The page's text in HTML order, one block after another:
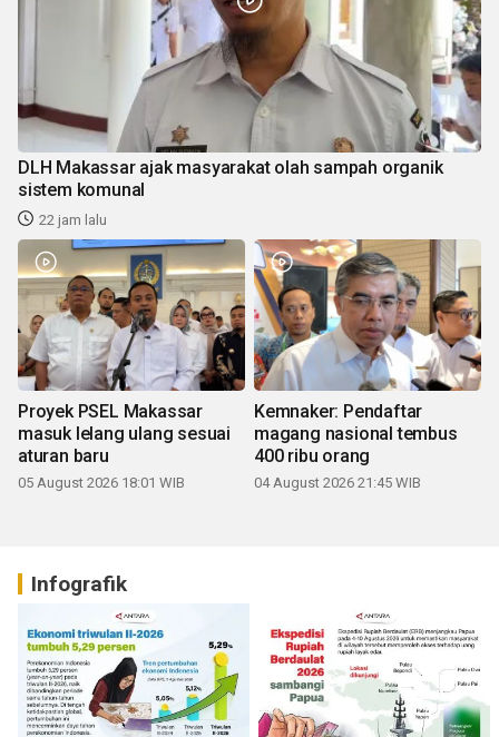
DLH Makassar ajak masyarakat olah sampah organik
sistem komunal
22 jam lalu
Proyek PSEL Makassar
masuk lelang ulang sesuai
aturan baru
05 August 2026 18:01 WIB
Kemnaker: Pendaftar
magang nasional tembus
400 ribu orang
04 August 2026 21:45 WIB
Infografik